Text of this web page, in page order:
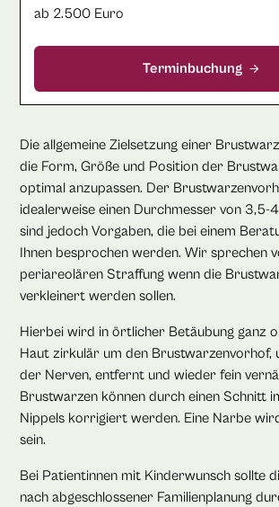
ab 2.500 Euro
Terminbuchung
Die allgemeine Zielsetzung einer
die Form, Größe und Position der
optimal anzupassen. Der
idealerweise einen Durchmesser von 3,5-
sind jedoch Vorgaben, die bei einem
Ihnen besprochen werden. Wir sprechen
periareolären Straffung wenn die
verkleinert werden sollen.
Hierbei wird in örtlicher Betäubung ganz
Haut zirkulär um den Brustwarzenvorhof,
der Nerven, entfernt und wieder fein
Brustwarzen können durch einen Schnitt
Nippels korrigiert werden. Eine Narbe
sein.
Bei Patientinnen mit Kinderwunsch sollte
nach abgeschlossener Familienplanung